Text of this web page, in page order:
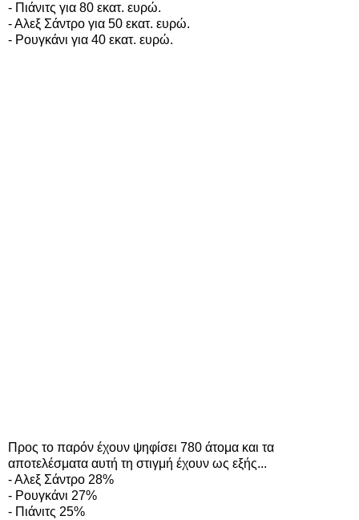
- Πιάνιτς για 80 εκατ. ευρώ.
- Αλεξ Σάντρο για 50 εκατ. ευρώ.
- Ρουγκάνι για 40 εκατ. ευρώ.
Προς το παρόν έχουν ψηφίσει 780 άτομα και τα
αποτελέσματα αυτή τη στιγμή έχουν ως εξής...
- Αλεξ Σάντρο 28%
- Ρουγκάνι 27%
- Πιάνιτς 25%